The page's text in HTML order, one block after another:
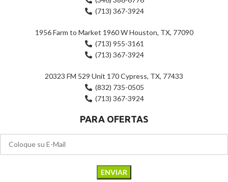
(713) 367-3924
1956 Farm to Market 1960 W Houston, TX, 77090
(713) 955-3161
(713) 367-3924
20323 FM 529 Unit 170 Cypress, TX, 77433
(832) 735-0505
(713) 367-3924
PARA OFERTAS